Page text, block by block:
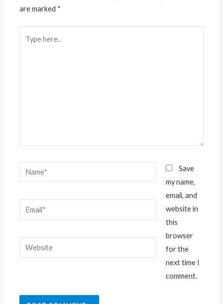
are marked *
here..
Name*
Email*
Website
Save
my name,
email, and
website in
this
browser
for the
next time I
comment.